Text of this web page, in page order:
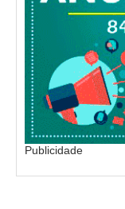
Publicidade